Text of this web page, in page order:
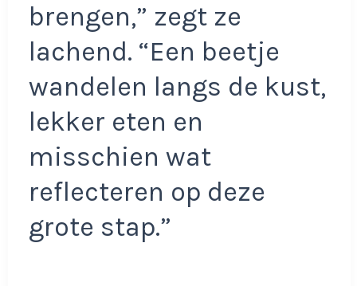
brengen,” zegt ze
lachend. “Een beetje
wandelen langs de kust,
lekker eten en
misschien wat
reflecteren op deze
grote stap.”